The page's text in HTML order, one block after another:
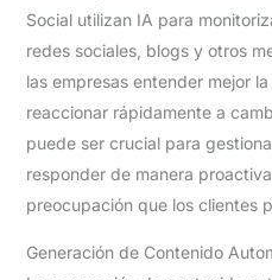
Social utilizan IA para
redes sociales, blogs y otros
las empresas entender mejor
reaccionar rápidamente a
puede ser crucial para
responder de manera
preocupación que los clientes
Generación de Contenido